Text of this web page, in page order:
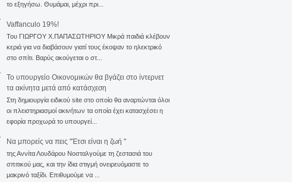
το εξηγήσω. Θυμάμαι, μέχρι πρι...
Vaffanculo 19%!
Του ΓΙΩΡΓΟΥ Χ.ΠΑΠΑΣΩΤΗΡΙΟΥ Μικρά παιδιά κλέβουν
κεριά για να διαβάσουν γιατί τους έκοψαν το ηλεκτρικό
στο σπίτι. Βαρύς ακούγεται ο στ...
To υπουργείο Οικονομικών θα βγάζει στο ίντερνετ
τα ακίνητα μετά από κατάσχεση
Στη δημιουργία ειδικού site στο οποίο θα αναρτώνται όλοι
οι πλειστηριασμοί ακινήτων τα οποία έχει κατασχέσει η
εφορία προχωρά το υπουργεί...
Να μπορείς να πεις ''Έτσι είναι η ζωή ''
της Αννίτα Λουδάρου Νοσταλγούμε τη ζεστασιά του
σπιτικού μας, και την ίδια στιγμή ονειρευόμαστε το
μακρινό ταξίδι. Επιθυμούμε να ...